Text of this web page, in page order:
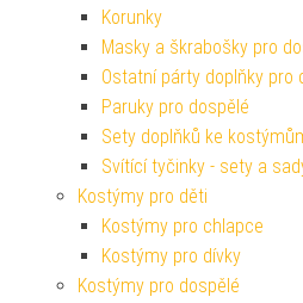
Korunky
Masky a škrabošky pro
Ostatní párty doplňky pro
Paruky pro dospělé
Sety doplňků ke
Svítící tyčinky - sety a
Kostýmy pro děti
Kostýmy pro chlapce
Kostýmy pro dívky
Kostýmy pro dospělé